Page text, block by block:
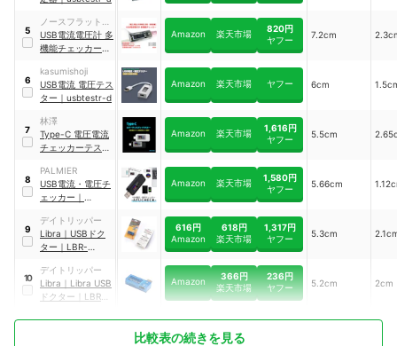
5
ノースフラットジ
ャパン
USB電流電圧計 多
機能チェッカー
Amazon 楽天市場
820円
ヤフー
7.2cm
6
‎kasumishoji
USB電流 電圧テス
ター ｜ usbtestr-d
Amazon 楽天市場 ヤフー 6cm
7
林澤
Type-C 電圧電流
チェッカーテスタ
Amazon 楽天市場
1,616円
ヤフー
5.5cm
8
PALMIER
USB電流・電圧チ
ェッカー ｜
Amazon 楽天市場
1,580円
ヤフー
5.66cm
9
デイトリッパー
Libra ｜ USBドク
ター ｜ LBR-
616円
Amazon
618円
楽天市場
1,317円
ヤフー
5.3cm
10
デイトリッパー
Libra ｜ Libra USB
ドクター
LBR-
Amazon
366円
楽天市場
236円
ヤフー
5.2cm 2cm
比較表の続きを見る